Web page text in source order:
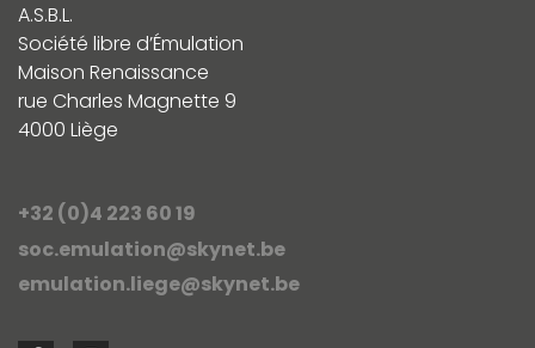
A.S.B.L.
Société libre d’Émulation
Maison Renaissance
rue Charles Magnette 9
4000 Liège
+32 (0)4 223 60 19
soc.emulation@skynet.be
emulation.liege@skynet.be